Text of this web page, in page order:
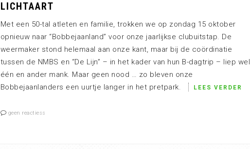
LICHTAART
Met een 50-tal atleten en familie, trokken we op zondag 15 oktober
opnieuw naar “Bobbejaanland” voor onze jaarlijkse clubuitstap. De
weermaker stond helemaal aan onze kant, maar bij de coördinatie
tussen de NMBS en “De Lijn” – in het kader van hun B-dagtrip – liep wel
één en ander mank. Maar geen nood … zo bleven onze
Bobbejaanlanders een uurtje langer in het pretpark.
LEES VERDER
geen reactiess